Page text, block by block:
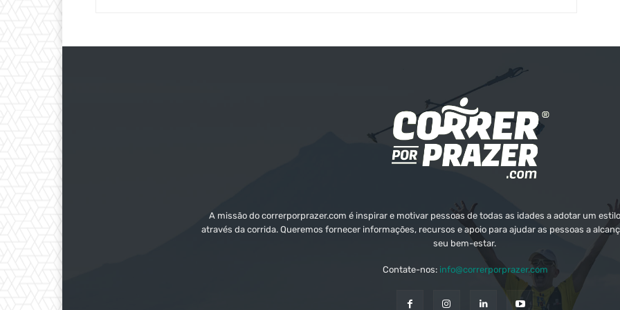
A missão do correrporprazer.com é inspirar e motivar pessoas de todas as idades a adotar um
através da corrida. Queremos fornecer informações, recursos e apoio para ajudar as pessoas a
seu bem-estar.
Contate-nos: info@correrporprazer.com